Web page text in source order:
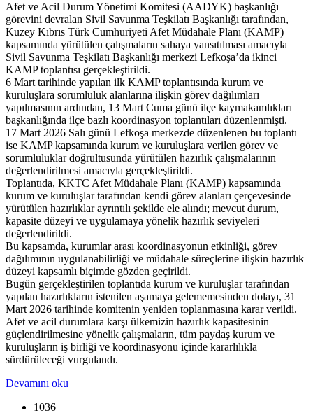
Afet ve Acil Durum Yönetimi Komitesi (AADYK) başkanlığı
görevini devralan Sivil Savunma Teşkilatı Başkanlığı tarafından,
Kuzey Kıbrıs Türk Cumhuriyeti Afet Müdahale Planı (KAMP)
kapsamında yürütülen çalışmaların sahaya yansıtılması amacıyla
Sivil Savunma Teşkilatı Başkanlığı merkezi Lefkoşa’da ikinci
KAMP toplantısı gerçekleştirildi.
6 Mart tarihinde yapılan ilk KAMP toplantısında kurum ve
kuruluşlara sorumluluk alanlarına ilişkin görev dağılımları
yapılmasının ardından, 13 Mart Cuma günü ilçe kaymakamlıkları
başkanlığında ilçe bazlı koordinasyon toplantıları düzenlenmişti.
17 Mart 2026 Salı günü Lefkoşa merkezde düzenlenen bu toplantı
ise KAMP kapsamında kurum ve kuruluşlara verilen görev ve
sorumluluklar doğrultusunda yürütülen hazırlık çalışmalarının
değerlendirilmesi amacıyla gerçekleştirildi.
Toplantıda, KKTC Afet Müdahale Planı (KAMP) kapsamında
kurum ve kuruluşlar tarafından kendi görev alanları çerçevesinde
yürütülen hazırlıklar ayrıntılı şekilde ele alındı; mevcut durum,
kapasite düzeyi ve uygulamaya yönelik hazırlık seviyeleri
değerlendirildi.
Bu kapsamda, kurumlar arası koordinasyonun etkinliği, görev
dağılımının uygulanabilirliği ve müdahale süreçlerine ilişkin hazırlık
düzeyi kapsamlı biçimde gözden geçirildi.
Bugün gerçekleştirilen toplantıda kurum ve kuruluşlar tarafından
yapılan hazırlıkların istenilen aşamaya gelememesinden dolayı, 31
Mart 2026 tarihinde komitenin yeniden toplanmasına karar verildi.
Afet ve acil durumlara karşı ülkemizin hazırlık kapasitesinin
güçlendirilmesine yönelik çalışmaların, tüm paydaş kurum ve
kuruluşların iş birliği ve koordinasyonu içinde kararlılıkla
sürdürüleceği vurgulandı.
Devamını oku
1036